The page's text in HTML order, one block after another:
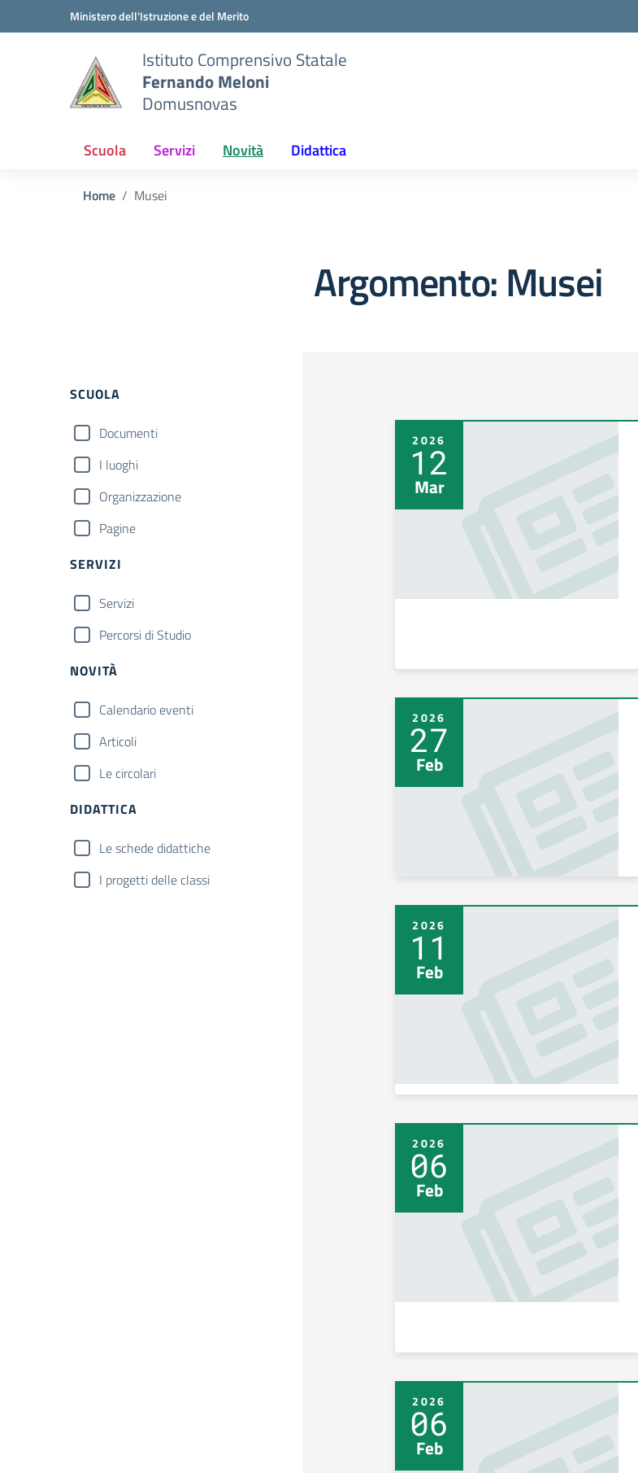
Vai ai contenuti
Vai al menu di navigazioneMinistero dell'Istruzione e del Merito
Istituto Comprensivo Statale
Fernando Meloni
Domusnovas
Scuola Servizi Novità Didattica
Home Musei
Argomento: Musei
Filtri
SCUOLA
Documenti
I luoghi
Organizzazione
Pagine
SERVIZI
Servizi
Percorsi di Studio
NOVITÀ
Calendario eventi
Articoli
Le circolari
DIDATTICA
Le schede didattiche
I progetti delle classi
2026
12
Mar
2026
27
Feb
2026
11
Feb
2026
06
Feb
2026
06
Feb